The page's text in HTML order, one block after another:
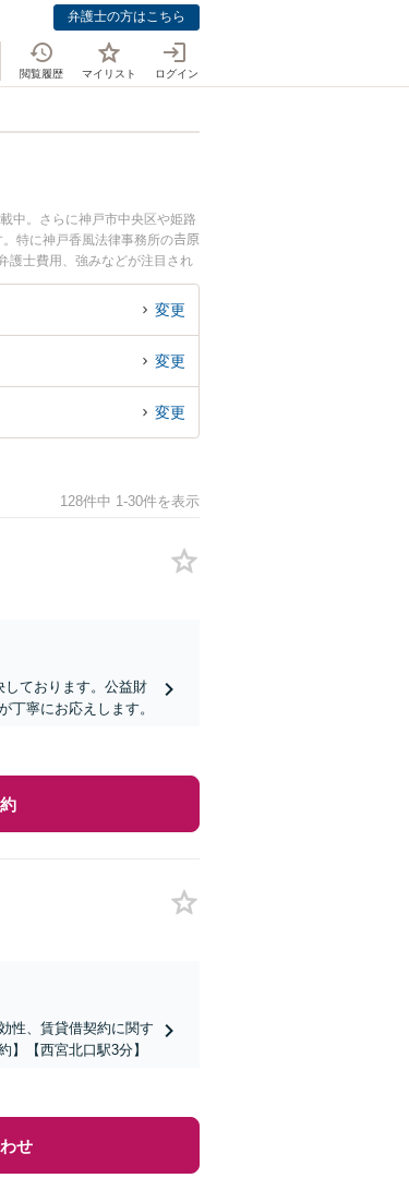
弁護士の方はこちら
閲覧履歴 マイリスト ログイン
中。さらに神戸市中央区や姫路
特に神戸香風法律事務所の𠮷原
護士費用、強みなどが注目され
富な近くの弁護士を検索した
変更
変更
変更
128件中 1-30件を表示
しております。公益財
丁寧にお応えします。
性、賃貸借契約に関す
【西宮北口駅3分】
せ